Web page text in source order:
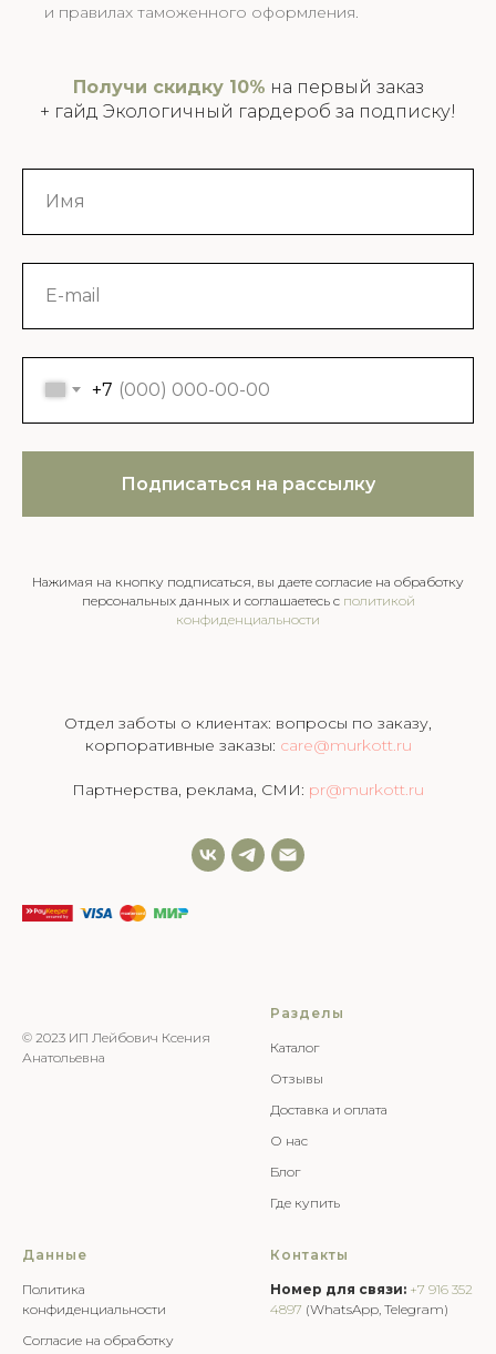
и правилах таможенного оформления.
Получи скидку 10% на первый заказ
+ гайд Экологичный гардероб за подписку!
+7
Подписаться на рассылку
Нажимая на кнопку подписаться, вы даете согласие на обработку
персональных данных и соглашаетесь c политикой
конфиденциальности
Отдел заботы о клиентах: вопросы по заказу,
корпоративные заказы: care@murkott.ru
Партнерства, реклама, СМИ: pr@murkott.ru
© 2023 ИП Лейбович Ксения
Анатольевна
Разделы
Каталог
Отзывы
Доставка и оплата
О нас
Блог
Где купить
Данные
Политика
конфиденциальности
Согласие на обработку
Контакты
Номер для связи: +7 916 352
4897 (WhatsApp, Telegram)